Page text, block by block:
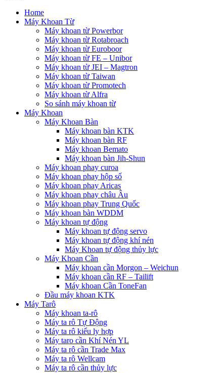
Home
Máy Khoan Từ
Máy khoan từ Powerbor
Máy khoan từ Rotabroach
Máy khoan từ Euroboor
Máy khoan từ FE – Unibor
Máy khoan từ JEI – Magtron
Máy khoan từ Taiwan
Máy khoan từ Promotech
Máy khoan từ Alfra
So sánh máy khoan từ
Máy Khoan
Máy Khoan Bàn
Máy khoan bàn KTK
Máy khoan bàn RF
Máy khoan Bemato
Máy khoan bàn Jih-Shun
Máy khoan phay curoa
Máy khoan phay hộp số
Máy khoan phay Aricas
Máy khoan phay châu Âu
Máy khoan phay Trung Quốc
Máy khoan bàn WDDM
Máy khoan tự động
Máy khoan tự động servo
Máy khoan tự động khí nén
Máy Khoan tự động thủy lực
Máy Khoan Cần
Máy khoan cần Morgon – Weichun
Máy khoan cần RF – Tailift
Máy khoan Cần ToneFan
Đầu máy khoan KTK
Máy Tarô
Máy khoan ta-rô
Máy ta rô Tự Động
Máy ta rô kiểu ly hợp
Máy taro cần Khí Nén YL
Máy ta rô cần Trade Max
Máy ta rô Wellcam
Máy ta rô cần thủy lực